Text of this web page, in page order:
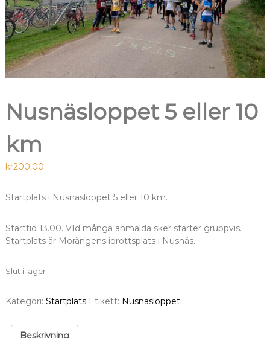
Nusnäsloppet 5 eller 10
km
kr200.00
Startplats i Nusnäsloppet 5 eller 10 km.
Starttid 13.00. VId många anmälda sker starter gruppvis.
Startplats är Morängens idrottsplats i Nusnäs.
Slut i lager
Kategori: Startplats Etikett: Nusnäsloppet
Beskrivning